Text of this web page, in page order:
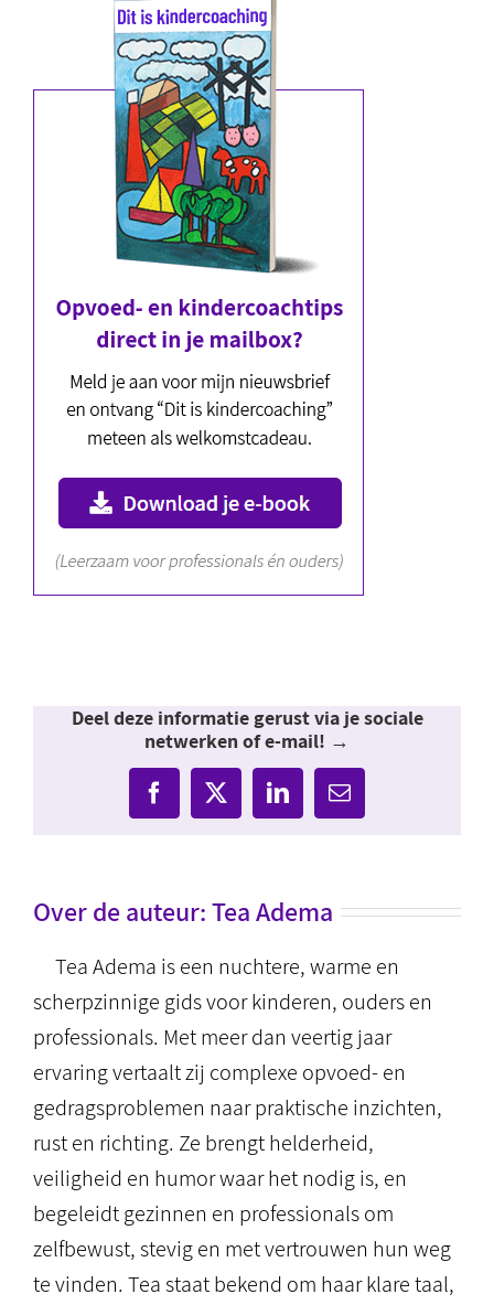
Deel deze informatie gerust via je sociale
netwerken of e-mail! →
Facebook
X LinkedIn
E-
mail
Over de auteur:Tea Adema
Tea Adema is een nuchtere, warme en
scherpzinnige gids voor kinderen, ouders en
professionals. Met meer dan veertig jaar
ervaring vertaalt zij complexe opvoed- en
gedragsproblemen naar praktische inzichten,
rust en richting. Ze brengt helderheid,
veiligheid en humor waar het nodig is, en
begeleidt gezinnen en professionals om
zelfbewust, stevig en met vertrouwen hun weg
te vinden. Tea staat bekend om haar klare taal,